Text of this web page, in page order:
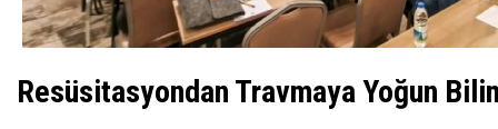
Resüsitasyondan Travmaya Yoğun